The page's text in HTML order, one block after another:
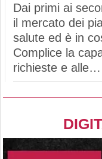
Dai primi ai
il mercato dei
salute ed è in
Complice la
richieste e alle…